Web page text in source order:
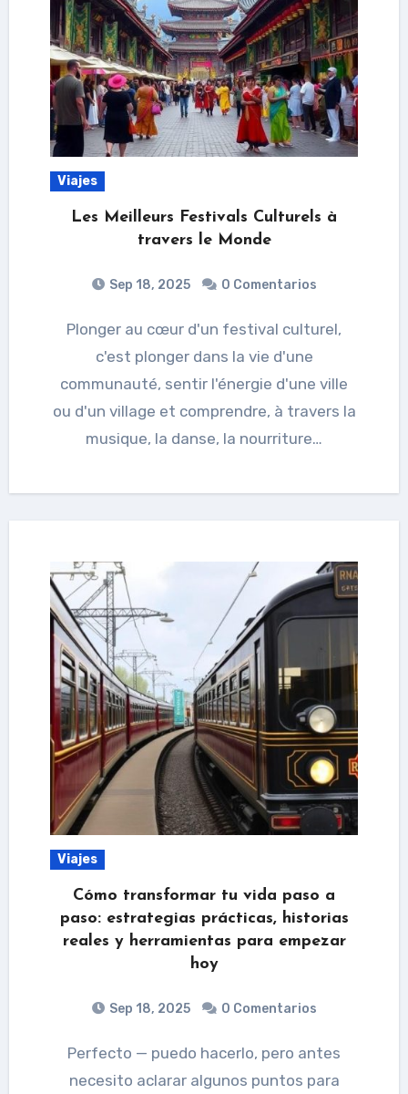
Viajes
Les Meilleurs Festivals Culturels à
travers le Monde
Sep 18, 2025 0 Comentarios
Plonger au cœur d'un festival culturel,
c'est plonger dans la vie d'une
communauté, sentir l'énergie d'une ville
ou d'un village et comprendre, à travers la
musique, la danse, la nourriture…
Viajes
Cómo transformar tu vida paso a
paso: estrategias prácticas, historias
reales y herramientas para empezar
hoy
Sep 18, 2025 0 Comentarios
Perfecto — puedo hacerlo, pero antes
necesito aclarar algunos puntos para